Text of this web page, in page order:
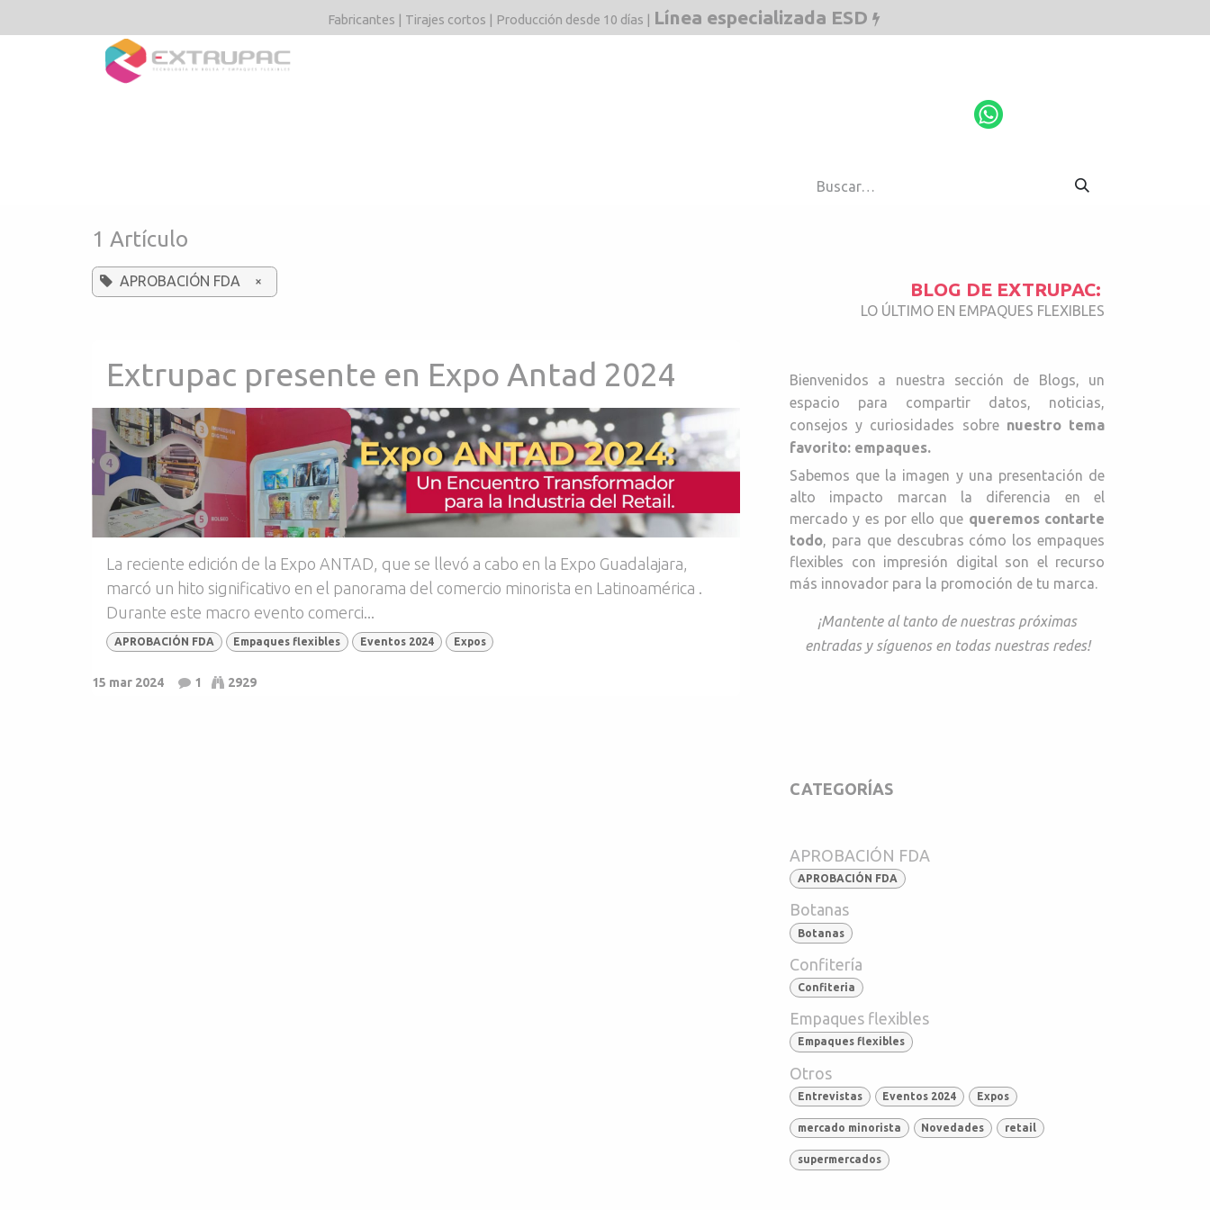
Fabricantes | Tirajes cortos | Producción desde 10 días | Línea especializada ESD
1 Artículo
APROBACIÓN FDA ×
Extrupac presente en Expo Antad 2024
La reciente edición de la Expo ANTAD, que se llevó a cabo en la Expo Guadalajara,
marcó un hito significativo en el panorama del comercio minorista en Latinoamérica .
Durante este macro evento comerci...
APROBACIÓN FDA Empaques flexibles Eventos 2024 Expos
15 mar 2024 1 2929
BLOG DE EXTRUPAC:
LO ÚLTIMO EN EMPAQUES FLEXIBLES
Bienvenidos a nuestra sección de Blogs, un
espacio para compartir datos, noticias,
consejos y curiosidades sobre nuestro tema
favorito: empaques.
Sabemos que la imagen y una presentación de
alto impacto marcan la diferencia en el
mercado y es por ello que queremos contarte
todo, para que descubras cómo los empaques
flexibles con impresión digital son el recurso
más innovador para la promoción de tu marca.
¡Mantente al tanto de nuestras próximas
entradas y síguenos en todas nuestras redes!
CATEGORÍAS
APROBACIÓN FDA
APROBACIÓN FDA
Botanas
Botanas
Confitería
Confiteria
Empaques flexibles
Empaques flexibles
Otros
Entrevistas Eventos 2024 Expos
mercado minorista Novedades retail
supermercados